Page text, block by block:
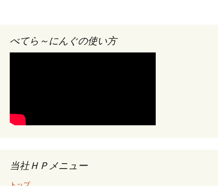
べてら～にんぐの使い方
当社ＨＰメニュー